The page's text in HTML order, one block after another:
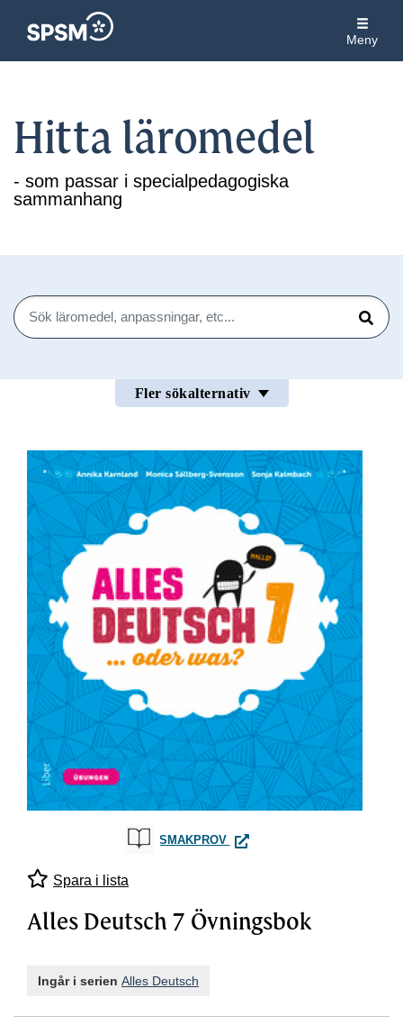
Meny
Hitta läromedel
- som passar i specialpedagogiska
sammanhang
Sök
Sök
Fler sökalternativ
SMAKPROV ALLES DEUTSCH 7
Spara i lista
Alles Deutsch 7 Övningsbok
Ingår i serien Alles Deutsch